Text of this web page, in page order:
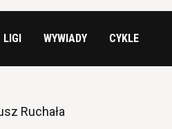
LIGI WYWIADY CYKLE
Ruchała